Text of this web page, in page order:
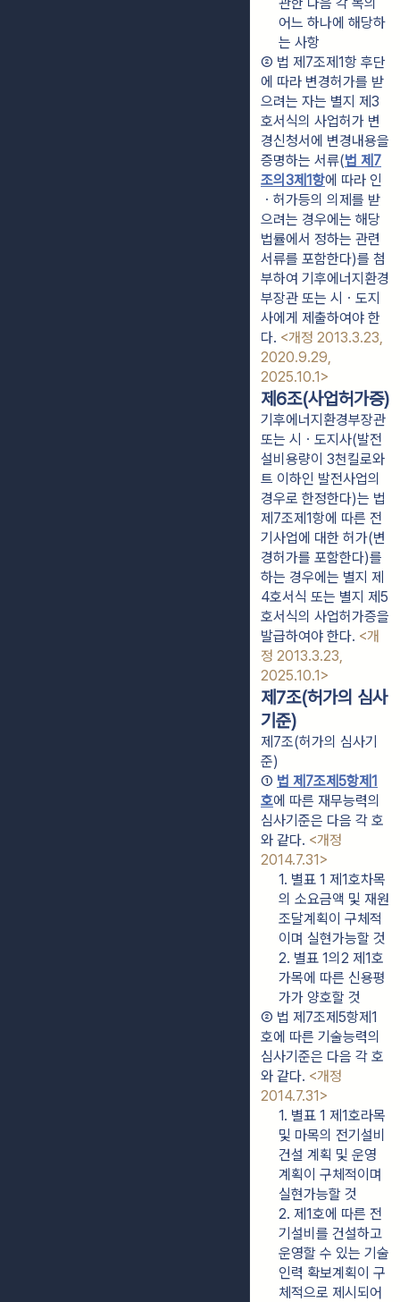
어느 하나에 해당하
는 사항
② 법 제7조제1항 후단
에 따라 변경허가를 받
으려는 자는 별지 제3
호서식의 사업허가 변
경신청서에 변경내용을
증명하는 서류(법 제7
조의3제1항에 따라 인
ㆍ허가등의 의제를 받
으려는 경우에는 해당
법률에서 정하는 관련
서류를 포함한다)를 첨
부하여 기후에너지환경
부장관 또는 시ㆍ도지
사에게 제출하여야 한
다. <개정 2013.3.23,
2020.9.29,
2025.10.1>
제6조(사업허가증)
기후에너지환경부장관
또는 시ㆍ도지사(발전
설비용량이 3천킬로와
트 이하인 발전사업의
경우로 한정한다)는 법
제7조제1항에 따른 전
기사업에 대한 허가(변
경허가를 포함한다)를
하는 경우에는 별지 제
4호서식 또는 별지 제5
호서식의 사업허가증을
발급하여야 한다. <개
정 2013.3.23,
2025.10.1>
제7조(허가의 심사
기준)
제7조(허가의 심사기
준)
① 법 제7조제5항제1
호에 따른 재무능력의
심사기준은 다음 각 호
와 같다. <개정
2014.7.31>
1. 별표 1 제1호차목
의 소요금액 및 재원
조달계획이 구체적
이며 실현가능할 것
2. 별표 1의2 제1호
가목에 따른 신용평
가가 양호할 것
② 법 제7조제5항제1
호에 따른 기술능력의
심사기준은 다음 각 호
와 같다. <개정
2014.7.31>
1. 별표 1 제1호라목
및 마목의 전기설비
건설 계획 및 운영
계획이 구체적이며
실현가능할 것
2. 제1호에 따른 전
기설비를 건설하고
운영할 수 있는 기술
인력 확보계획이 구
체적으로 제시되어